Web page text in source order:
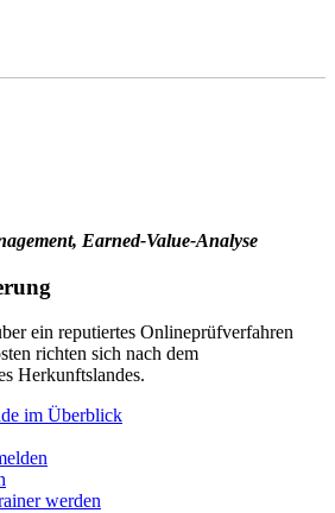
Earned-Value-Analyse
ein reputiertes Onlineprüfverfahren
richten sich nach dem
Herkunftslandes.
im Überblick
werden